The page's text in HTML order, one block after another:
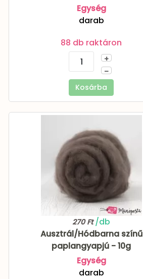
Egység
darab
88 db raktáron
+
–
Kosárba
270 Ft/db
Ausztrál/Hódbarna színű
paplangyapjú - 10g
Egység
darab